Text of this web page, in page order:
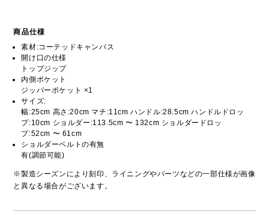
商品仕様
素材:コーテッドキャンバス
開け口の仕様
トップジップ
内側ポケット
ジッパーポケット ×1
サイズ:
幅:25cm 高さ:20cm マチ:11cm ハンドル:28.5cm ハンドルドロッ
プ:10cm ショルダー:113.5cm 〜 132cm ショルダードロッ
プ:52cm 〜 61cm
ショルダーベルトの有無
有(調節可能)
※製造シーズンにより刻印、ライニングやパーツなどの一部仕様が画像
と異なる場合がございます。